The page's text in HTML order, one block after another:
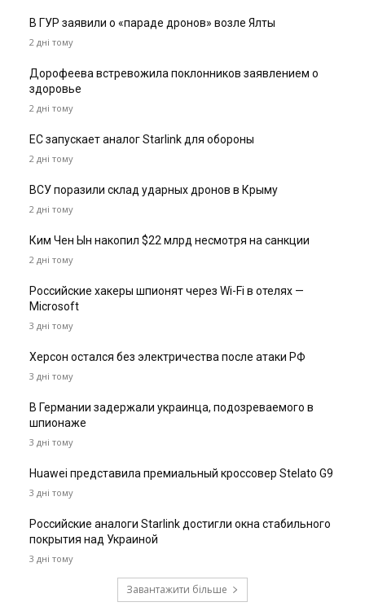
В ГУР заявили о «параде дронов» возле Ялты
2 дні тому
Дорофеева встревожила поклонников заявлением о
здоровье
2 дні тому
ЕС запускает аналог Starlink для обороны
2 дні тому
ВСУ поразили склад ударных дронов в Крыму
2 дні тому
Ким Чен Ын накопил $22 млрд несмотря на санкции
2 дні тому
Российские хакеры шпионят через Wi-Fi в отелях —
Microsoft
3 дні тому
Херсон остался без электричества после атаки РФ
3 дні тому
В Германии задержали украинца, подозреваемого в
шпионаже
3 дні тому
Huawei представила премиальный кроссовер Stelato G9
3 дні тому
Российские аналоги Starlink достигли окна стабильного
покрытия над Украиной
3 дні тому
Завантажити більше